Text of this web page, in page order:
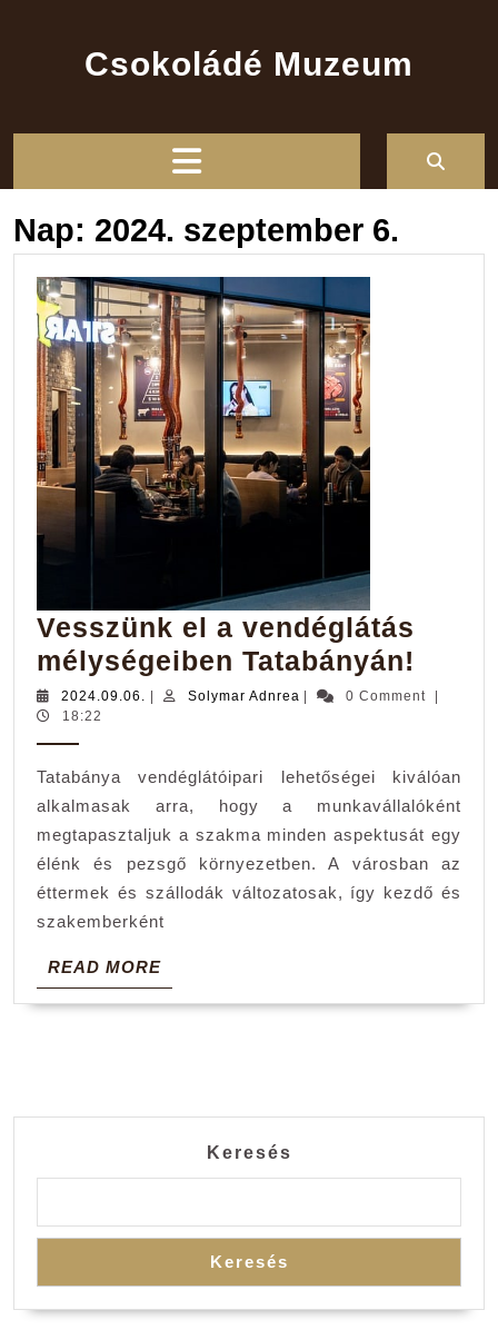
Csokoládé Muzeum
Nap: 2024. szeptember 6.
Vesszünk el a vendéglátás
mélységeiben Tatabányán!
el
2024.09.06. 2024.09.06.Solymar Adnrea Solymar0 Comment
18:22
Tatabánya vendéglátóipari lehetőségei kiválóan
alkalmasak arra, hogy a munkavállalóként
megtapasztaljuk a szakma minden aspektusát egy
élénk és pezsgő környezetben. A városban az
éttermek és szállodák változatosak, így kezdő és
szakemberként
READ MOREREAD
MORE
Keresés
Keresés